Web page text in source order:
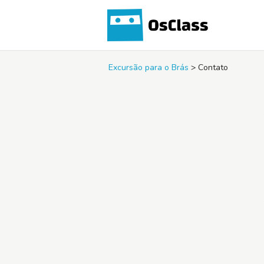
Excursão para o Brás > Contato